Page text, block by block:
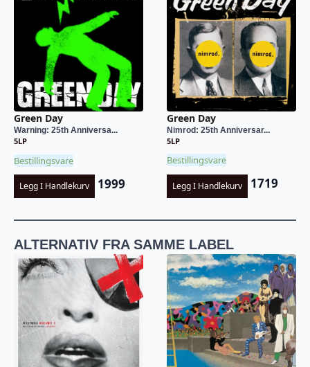
Green Day
Warning: 25th Anniversa...
5LP
Bestillingsvare
Legg I Handlekurv 1999
Green Day
Nimrod: 25th Anniversar...
5LP
Bestillingsvare
Legg I Handlekurv 1719
ALTERNATIV FRA SAMME LABEL